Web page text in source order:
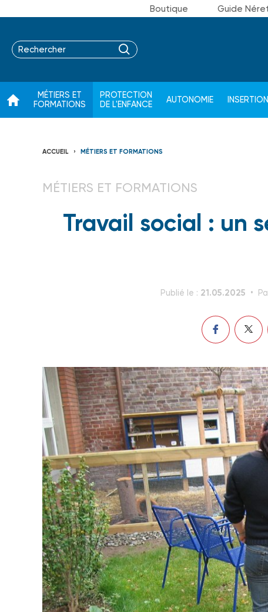
Boutique Guide
MÉTIERS ET
FORMATIONS
PROTECTION
DE L'ENFANCE
AUTONOMIE INSERTION
ACCUEIL MÉTIERS ET FORMATIONS
MÉTIERS ET FORMATIONS
Travail social : un
Publié le : 21.05.2025